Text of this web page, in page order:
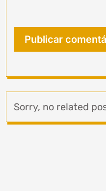
Sorry, no related